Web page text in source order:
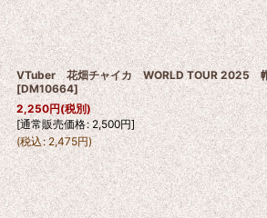
VTuber 花畑チャイカ WORLD TOUR 2025
[DM10664]
2,250円(税別)
[通常販売価格: 2,500円]
(税込: 2,475円)